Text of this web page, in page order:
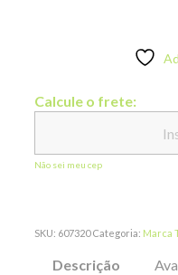
Calcule o frete:
Não sei meu cep
SKU: 607320 Categoria: Marca
Descrição